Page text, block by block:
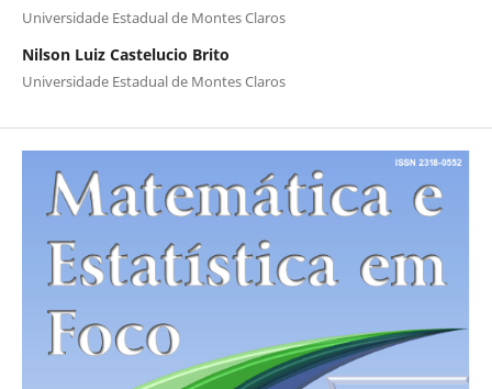
Universidade Estadual de Montes Claros
Nilson Luiz Castelucio Brito
Universidade Estadual de Montes Claros